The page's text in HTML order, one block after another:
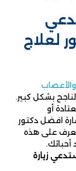
لعلاج
بشكل كبير.
أو
افضل دكتور
على هذه
أحبائك.
زيارة